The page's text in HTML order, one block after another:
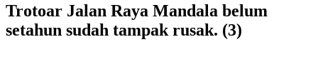
Trotoar Jalan Raya Mandala belum
setahun sudah tampak rusak. (3)